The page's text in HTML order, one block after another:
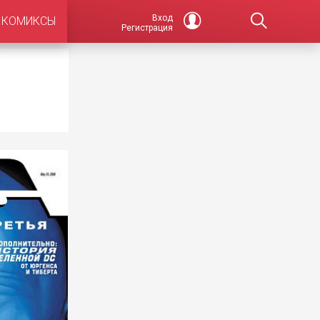
КОМИКСЫ
Вход
Регистрация